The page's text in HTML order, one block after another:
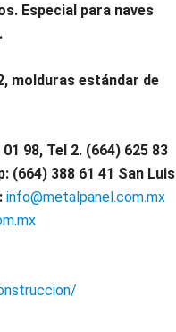
Especial para naves
molduras estándar de
98, Tel 2. (664) 625 83
(664) 388 61 41 San Luis
info@metalpanel.com.mx